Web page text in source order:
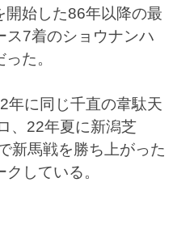
始した86年以降の最
ス7着のショウナンハ
た。
に同じ千直の韋駄天
、22年夏に新潟芝
新馬戦を勝ち上がった
している。